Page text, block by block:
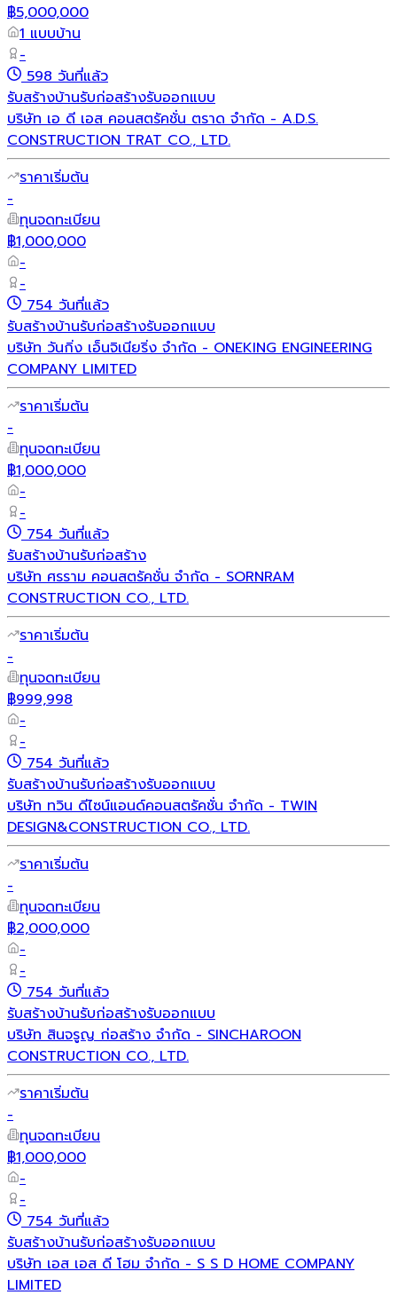
฿5,000,000
1 แบบบ้าน
-
598 วันที่แล้ว
รับสร้างบ้านรับก่อสร้างรับออกแบบ
บริษัท เอ ดี เอส คอนสตรัคชั่น ตราด จำกัด - A.D.S.
CONSTRUCTION TRAT CO., LTD.
ราคาเริ่มต้น
-
ทุนจดทะเบียน
฿1,000,000
-
-
754 วันที่แล้ว
รับสร้างบ้านรับก่อสร้างรับออกแบบ
บริษัท วันกิ่ง เอ็นจิเนียริ่ง จำกัด - ONEKING ENGINEERING
COMPANY LIMITED
ราคาเริ่มต้น
-
ทุนจดทะเบียน
฿1,000,000
-
-
754 วันที่แล้ว
รับสร้างบ้านรับก่อสร้าง
บริษัท ศรราม คอนสตรัคชั่น จำกัด - SORNRAM
CONSTRUCTION CO., LTD.
ราคาเริ่มต้น
-
ทุนจดทะเบียน
฿999,998
-
-
754 วันที่แล้ว
รับสร้างบ้านรับก่อสร้างรับออกแบบ
บริษัท ทวิน ดีไซน์แอนด์คอนสตรัคชั่น จำกัด - TWIN
DESIGN&CONSTRUCTION CO., LTD.
ราคาเริ่มต้น
-
ทุนจดทะเบียน
฿2,000,000
-
-
754 วันที่แล้ว
รับสร้างบ้านรับก่อสร้างรับออกแบบ
บริษัท สินจรูญ ก่อสร้าง จำกัด - SINCHAROON
CONSTRUCTION CO., LTD.
ราคาเริ่มต้น
-
ทุนจดทะเบียน
฿1,000,000
-
-
754 วันที่แล้ว
รับสร้างบ้านรับก่อสร้างรับออกแบบ
บริษัท เอส เอส ดี โฮม จำกัด - S S D HOME COMPANY
LIMITED